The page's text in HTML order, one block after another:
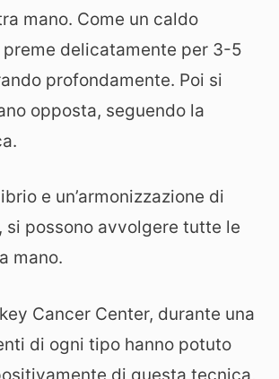
mano. Come un caldo
delicatamente per 3-5
profondamente. Poi si
opposta, seguendo la
e un’armonizzazione di
possono avvolgere tutte le
mano.
Cancer Center, durante una
di ogni tipo hanno potuto
di questa tecnica,